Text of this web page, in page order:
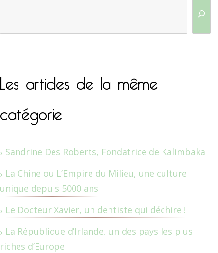
Les articles de la même
catégorie
Sandrine Des Roberts, Fondatrice de Kalimbaka
La Chine ou L’Empire du Milieu, une culture
unique depuis 5000 ans
Le Docteur Xavier, un dentiste qui déchire !
La République d’Irlande, un des pays les plus
riches d’Europe